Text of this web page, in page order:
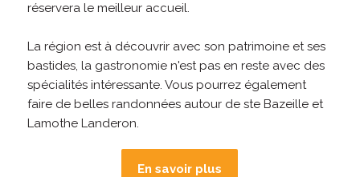
réservera le meilleur accueil.
La région est à découvrir avec son patrimoine et ses
bastides, la gastronomie n'est pas en reste avec des
spécialités intéressante. Vous pourrez également
faire de belles randonnées autour de ste Bazeille et
Lamothe Landeron.
En savoir plus